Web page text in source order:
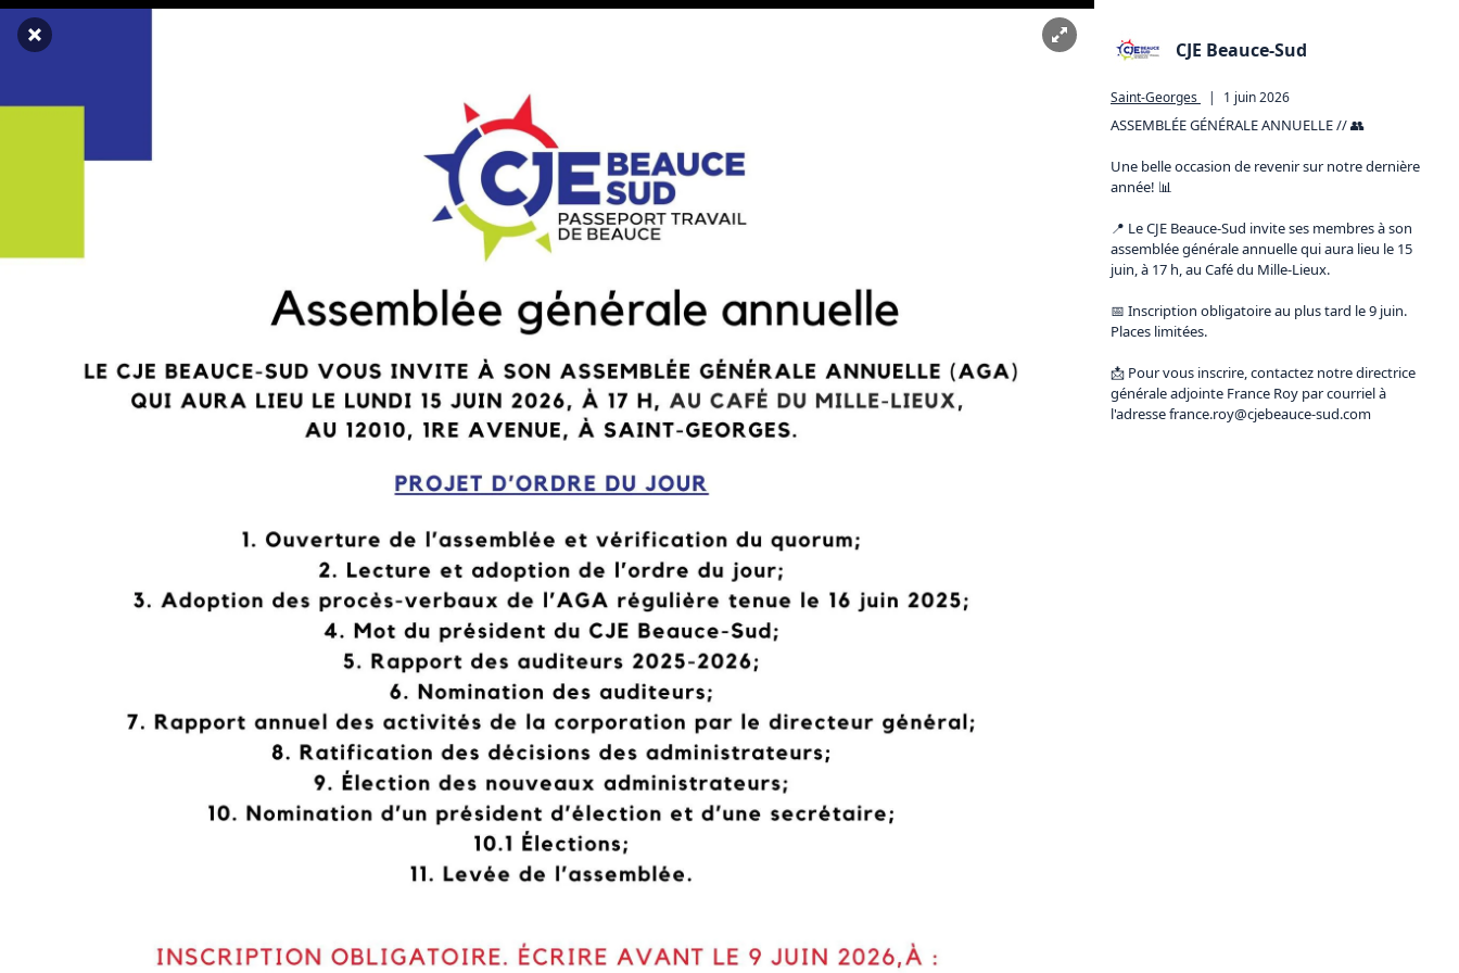
CJE Beauce-Sud
Saint-Georges | 1 juin 2026
ASSEMBLÉE GÉNÉRALE ANNUELLE // 👥
Une belle occasion de revenir sur notre dernière
année! 📊
📍 Le CJE Beauce-Sud invite ses membres à son
assemblée générale annuelle qui aura lieu le 15
juin, à 17 h, au Café du Mille-Lieux.
📅 Inscription obligatoire au plus tard le 9 juin.
Places limitées.
📩 Pour vous inscrire, contactez notre directrice
générale adjointe France Roy par courriel à
l'adresse france.roy@cjebeauce-sud.com